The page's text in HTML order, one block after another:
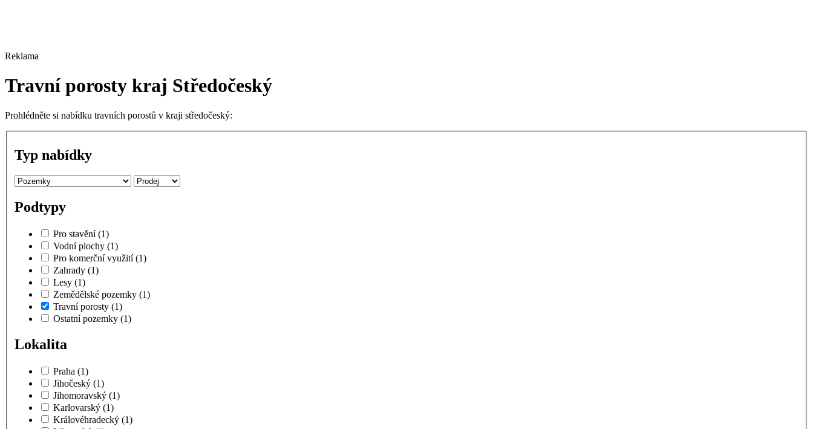
Reklama
Travní porosty kraj Středočeský
Prohlédněte si nabídku travních porostů v kraji středočeský:
Typ nabídky
Podtypy
Pro stavění(1)
Vodní plochy (1)
Pro komerční využití(1)
Zahrady (1)
Lesy (1)
Zemědělské pozemky (1)
Travní porosty (1)
Ostatní pozemky (1)
Lokalita
Praha (1)
Jihočeský (1)
Jihomoravský (1)
Karlovarský (1)
Královéhradecký (1)